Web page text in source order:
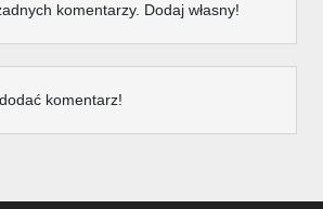
komentarzy. Dodaj własny!
komentarz!